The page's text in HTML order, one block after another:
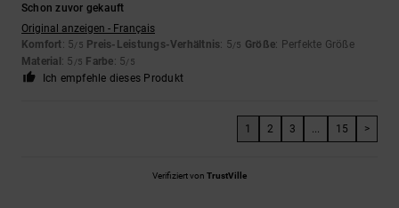
Schon zuvor gekauft
Original anzeigen - Français
Komfort: 5/5 Preis-Leistungs-Verhältnis: 5/5 Größe: Perfekte Größe
Material: 5 /5 Farbe: 5/5
Ich empfehle dieses Produkt
1 2 3 15 >
Verifiziert von TrustVille